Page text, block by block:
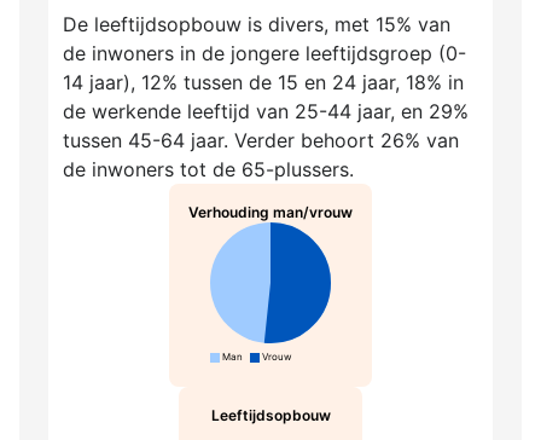
De leeftijdsopbouw is divers, met 15% van
de inwoners in de jongere leeftijdsgroep (0-
14 jaar), 12% tussen de 15 en 24 jaar, 18% in
de werkende leeftijd van 25-44 jaar, en 29%
tussen 45-64 jaar. Verder behoort 26% van
de inwoners tot de 65-plussers.
Verhouding man/vrouw
Man Vrouw
Leeftijdsopbouw